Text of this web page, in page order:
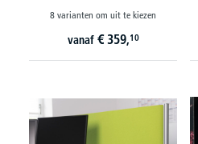
8 varianten om uit te kiezen
vanaf € 359,10